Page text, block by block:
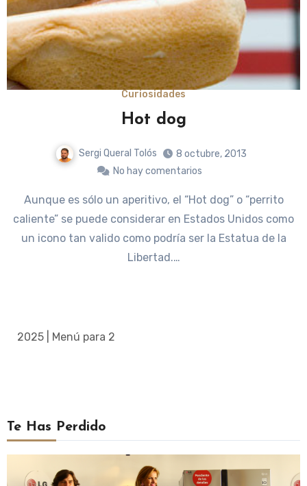
Curiosidades
Hot dog
Sergi Queral Tolós
8 octubre, 2013
No hay comentarios
Aunque es sólo un aperitivo, el “Hot dog” o “perrito
caliente” se puede considerar en Estados Unidos como
un icono tan valido como podría ser la Estatua de la
Libertad.…
2025 | Menú para 2
Te Has Perdido